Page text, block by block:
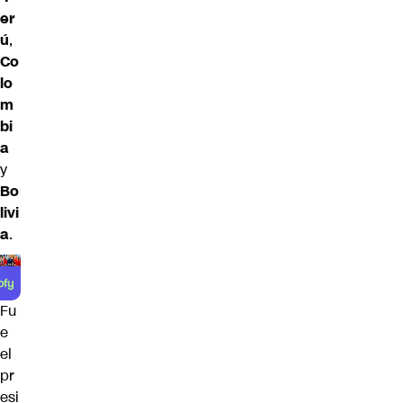
er
ú,
Co
lo
m
bi
a
y
Bo
livi
a.
Fu
e
el
pr
esi